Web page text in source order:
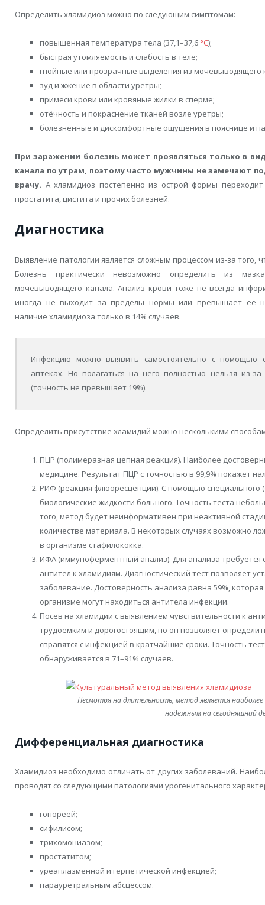
Определить хламидиоз можно по следующим симптомам:
повышенная температура тела (37,1–37,6 °C);
быстрая утомляемость и слабость в теле;
гнойные или прозрачные выделения из мочевыводящего
зуд и жжение в области уретры;
примеси крови или кровяные жилки в сперме;
отёчность и покраснение тканей возле уретры;
болезненные и дискомфортные ощущения в пояснице и
При заражении болезнь может проявляться только в
канала по утрам, поэтому часто мужчины не замечают
врачу. А хламидиоз постепенно из острой формы
простатита, цистита и прочих болезней.
Диагностика
Выявление патологии является сложным процессом из-за того,
Болезнь практически невозможно определить из
мочевыводящего канала. Анализ крови тоже не всегда
иногда не выходит за пределы нормы или превышает её
наличие хламидиоза только в 14% случаев.
Инфекцию можно выявить самостоятельно с помощью
аптеках. Но полагаться на него полностью нельзя из-
(точность не превышает 19%).
Определить присутствие хламидий можно несколькими
ПЦР (полимеразная цепная реакция). Наиболее
медицине. Результат ПЦР с точностью в 99,9% покажет
РИФ (реакция флюоресценции). С помощью специального
биологические жидкости больного. Точность теста
того, метод будет неинформативен при неактивной
количестве материала. В некоторых случаях возможно
в организме стафилококка.
ИФА (иммуноферментный анализ). Для анализа требуется
антител к хламидиям. Диагностический тест позволяет
заболевание. Достоверность анализа равна 59%,
организме могут находиться антитела инфекции.
Посев на хламидии с выявлением чувствительности к
трудоёмким и дорогостоящим, но он позволяет
справятся с инфекцией в кратчайшие сроки. Точность
обнаруживается в 71–91% случаев.
Несмотря на длительность, метод является
надежным на сегодняшний
Дифференциальная диагностика
Хламидиоз необходимо отличать от других заболеваний.
проводят со следующими патологиями урогенитального
гонореей;
сифилисом;
трихомониазом;
простатитом;
уреаплазменной и герпетической инфекцией;
парауретральным абсцессом.